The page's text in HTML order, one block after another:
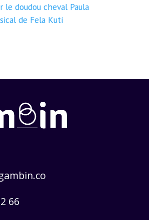
le doudou cheval Paula
de Fela Kuti
66